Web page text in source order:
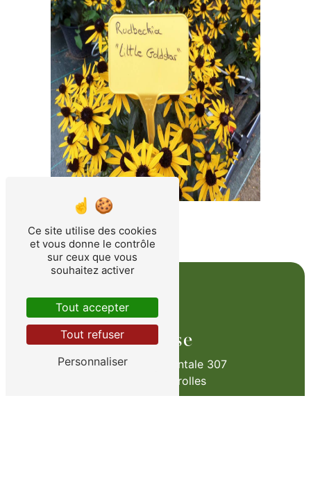
Adresse
Route Départementale 307
78810 Feucherolles
Ce site utilise des cookies
et vous donne le contrôle
sur ceux que vous
souhaitez activer
Tout accepter
Tout refuser
Personnaliser